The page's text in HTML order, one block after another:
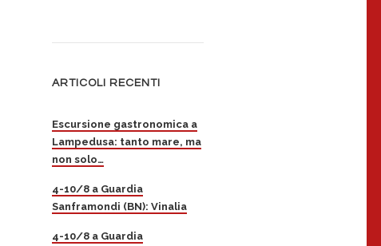
ARTICOLI RECENTI
Escursione gastronomica a
Lampedusa: tanto mare, ma
non solo…
4-10/8 a Guardia
Sanframondi (BN): Vinalia
4-10/8 a Guardia